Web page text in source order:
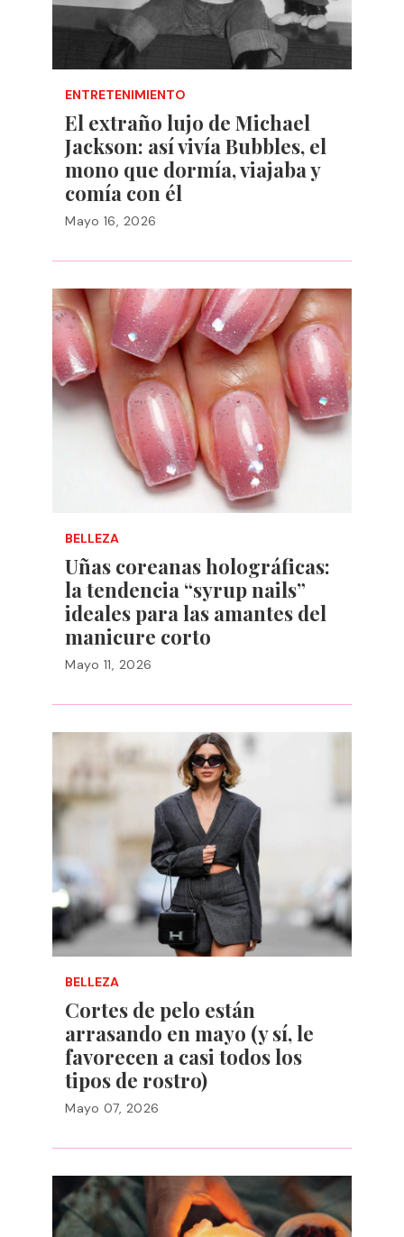
ENTRETENIMIENTO
El extraño lujo de Michael
Jackson: así vivía Bubbles, el
mono que dormía, viajaba y
comía con él
Mayo 16, 2026
BELLEZA
Uñas coreanas holográficas:
la tendencia “syrup nails”
ideales para las amantes del
manicure corto
Mayo 11, 2026
BELLEZA
Cortes de pelo están
arrasando en mayo (y sí, le
favorecen a casi todos los
tipos de rostro)
Mayo 07, 2026